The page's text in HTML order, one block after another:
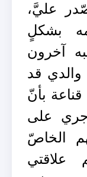
عليَّ،
بشكلٍ
آخرون
قد
بأنّ
على
الخاصّ
علاقتي